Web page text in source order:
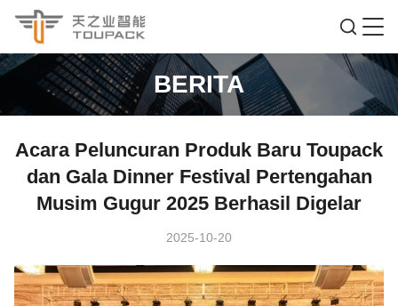
BERITA
Acara Peluncuran Produk Baru Toupack
dan Gala Dinner Festival Pertengahan
Musim Gugur 2025 Berhasil Digelar
2025-10-20